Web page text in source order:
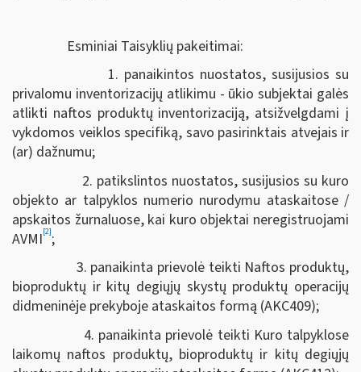
Esminiai Taisyklių pakeitimai:
1. panaikintos nuostatos, susijusios su
privalomu inventorizacijų atlikimu - ūkio subjektai galės
atlikti naftos produktų inventorizaciją, atsižvelgdami į
vykdomos veiklos specifiką, savo pasirinktais atvejais ir
(ar) dažnumu;
2. patikslintos nuostatos, susijusios su kuro
objekto ar talpyklos numerio nurodymu ataskaitose /
apskaitos žurnaluose, kai kuro objektai neregistruojami
AVMI[2];
3. panaikinta prievolė teikti Naftos produktų,
bioproduktų ir kitų degiųjų skystų produktų operacijų
didmeninėje prekyboje ataskaitos formą (AKC409);
4. panaikinta prievolė teikti Kuro talpyklose
laikomų naftos produktų, bioproduktų ir kitų degiųjų